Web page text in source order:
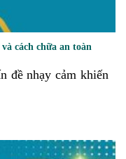
cách chữa an toàn
đề nhạy cảm khiến